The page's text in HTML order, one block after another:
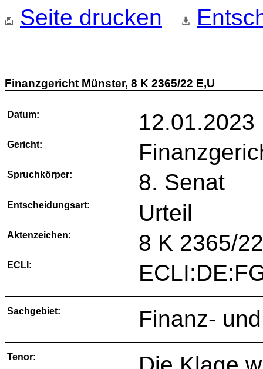
Seite drucken
Finanzgericht Münster, 8 K 2365/22 E,U
Datum: 12.01.2023
Gericht:
Spruchkörper: 8. Senat
Entscheidungsart: Urteil
Aktenzeichen: 8 K 2365/
ECLI:
Sachgebiet: Finanz-
Tenor: